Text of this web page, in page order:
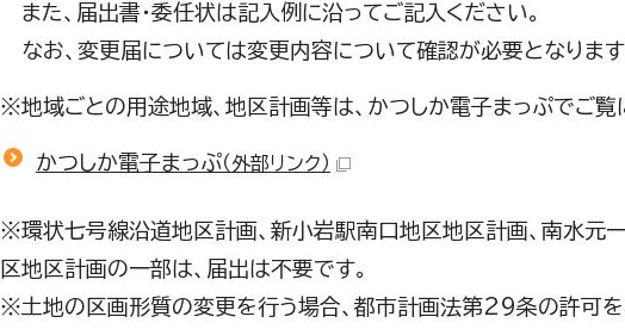
また、届出書・委任状は記入例に沿ってご記入ください。
なお、変更届については変更内容について確認が必要となります
※地域ごとの用途地域、地区計画等は、かつしか電子まっぷでご覧
かつしか電子まっぷ（外部リンク）
※環状七号線沿道地区計画、新小岩駅南口地区地区計画、南水元
区地区計画の一部は、届出は不要です。
※土地の区画形質の変更を行う場合、都市計画法第29条の許可を